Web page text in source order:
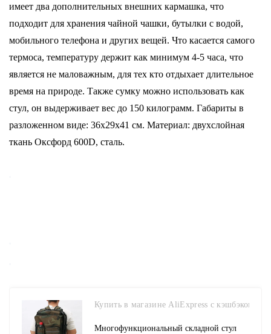
имеет два дополнительных внешних кармашка, что
подходит для хранения чайной чашки, бутылки с водой,
мобильного телефона и других вещей. Что касается самого
термоса, температуру держит как минимум 4-5 часа, что
является не маловажным, для тех кто отдыхает длительное
время на природе. Также сумку можно использовать как
стул, он выдерживает вес до 150 килограмм. Габариты в
разложенном виде: 36x29x41 см. Материал: двухслойная
ткань Оксфорд 600D, сталь.
Купить в магазине AliExpress с кэшбэком
Многофункциональный складной стул